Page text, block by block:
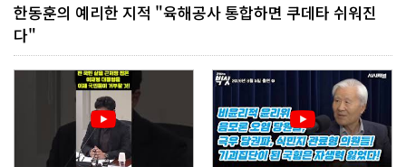
한동훈의 예리한 지적 "육해공사 통합하면 쿠데타 쉬워진
다"